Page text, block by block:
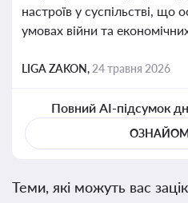
настроїв у суспільстві, що
умовах війни та
LIGA ZAKON, 24 травня 2026
Повний AI-підсумок
Теми, які можуть вас